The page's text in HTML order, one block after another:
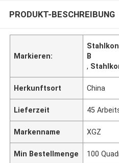
PRODUKT-BESCHREIBUNG
Markieren:
B
,
Herkunftsort China
Lieferzeit 45
Markenname XGZ
Min Bestellmenge 100